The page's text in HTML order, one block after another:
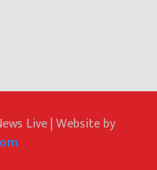
Live | Website by